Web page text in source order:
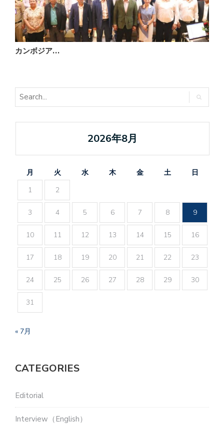
カンボジア…
2026年8月
月 火 水 木 金 土
日
1
2
3 4 5 6 7 8 9
10 11 12 13 14 15 16
17 18 19 20 21 22 23
24 25 26 27 28 29 30
31
« 7月
CATEGORIES
Editorial
Interview（English）